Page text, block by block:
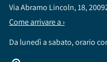
Via Abramo Lincoln, 18,
Come arrivare a ›
Da lunedì a sabato, orario